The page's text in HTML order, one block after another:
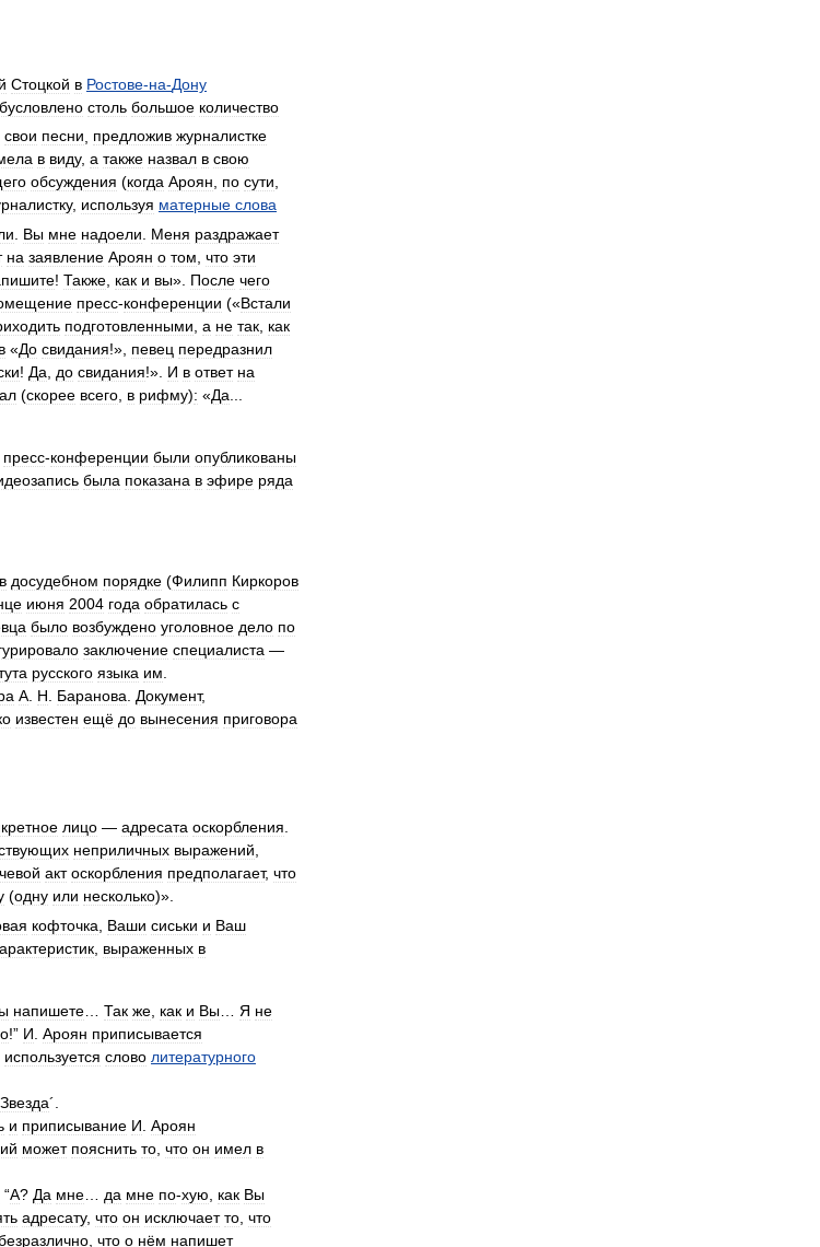
Стоцкой в Ростове-на-Дону
столь большое количество
свои песни предложив журналистке
в виду, а также назвал в свою
обсуждения (когда Ароян, по сути,
, используя матерные слова
Вы мне надоели Меня раздражает
на заявление Ароян о том что эти
! Также как и вы». После чего
пресс-конференции («Встали
подготовленными а не так как
«До свидания!», певец передразнил
! Да до свидания!». И в ответ на
(скорее всего в рифму): «Да
пресс-конференции были опубликованы
была показана в эфире ряда
в досудебном порядке (Филипп Киркоров
июня 2004 года обратилась с
было возбуждено уголовное дело по
заключение специалиста —
русского языка им
А Н Баранова Документ,
известен ещё до вынесения приговора
лицо — адресата оскорбления
неприличных выражений
акт оскорбления предполагает, что
(одну или несколько)».
кофточка Ваши сиськи и Ваш
выраженных в
напишете Так же как и Вы Я не
!” И Ароян приписывается
используется слово литературного
Звезда´.
и приписывание И Ароян
может пояснить то что он имел в
“А? Да мне да мне по-хую как Вы
адресату, что он исключает то что
что о нём напишет